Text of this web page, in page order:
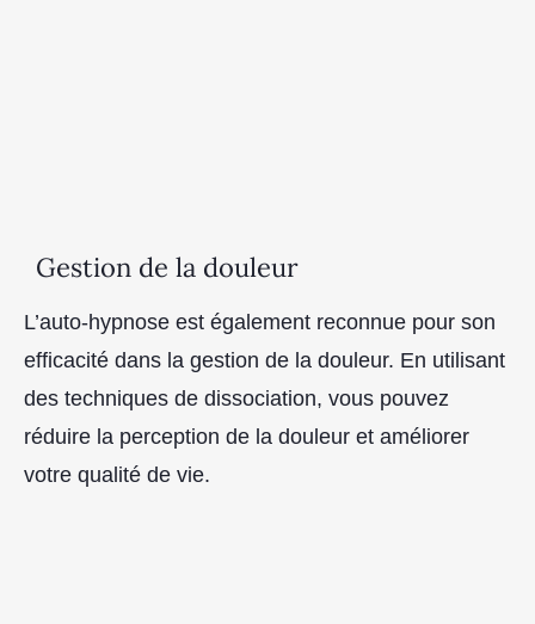
Gestion de la douleur
L’auto-hypnose est également reconnue pour son
efficacité dans la gestion de la douleur. En utilisant
des techniques de dissociation, vous pouvez
réduire la perception de la douleur et améliorer
votre qualité de vie.